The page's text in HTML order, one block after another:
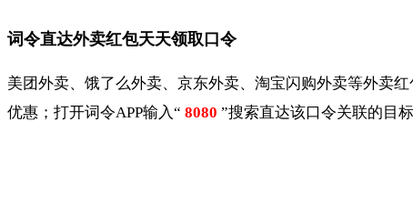
词令直达外卖红包天天领取口令
美团外卖、饿了么外卖、京东外卖、淘宝闪购外卖等外卖
优惠；打开词令APP输入“ 8080 ”搜索直达该口令关联的目